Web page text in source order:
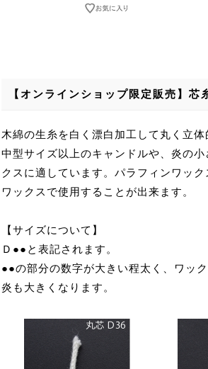
【オンラインショップ限定販売】芯
木綿の生糸を白く漂白加工して丸く立体
中型サイズ以上のキャンドルや、炎の小
クスに適しています。パラフィンワッ
ワックスで使用することが出来ます。
【サイズについて】
Ｄ●●と表記されます。
●●の部分の数字が大きい程太く、ワッ
炎も大きくなります。